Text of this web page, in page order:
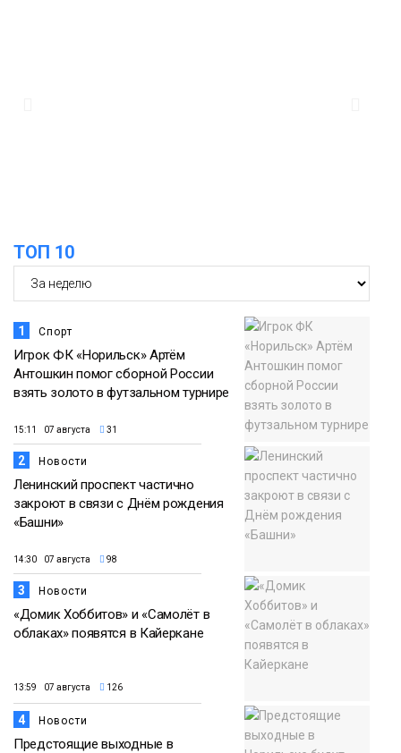
ТОП 10
1 Спорт
Игрок ФК «Норильск» Артём
Антошкин помог сборной России
взять золото в футзальном турнире
15:11 07 августа 31
2 Новости
Ленинский проспект частично
закроют в связи с Днём рождения
«Башни»
14:30 07 августа 98
3 Новости
«Домик Хоббитов» и «Самолёт в
облаках» появятся в Кайеркане
13:59 07 августа 126
4 Новости
Предстоящие выходные в